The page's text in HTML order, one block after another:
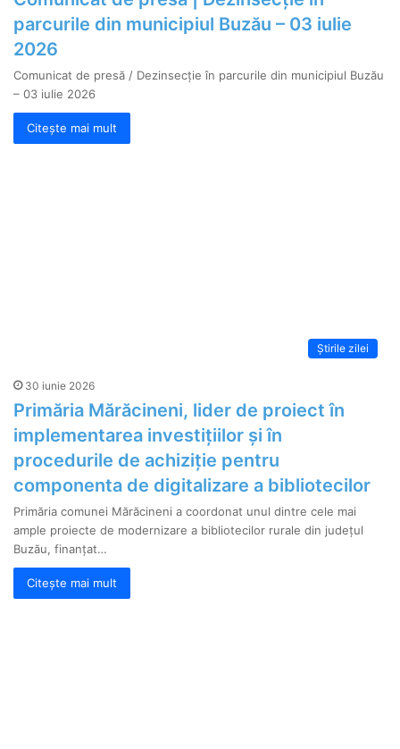
parcurile din municipiul Buzău – 03 iulie
2026
Comunicat de presă / Dezinsecție în parcurile din municipiul Buzău
– 03 iulie 2026
Citește mai mult
Știrile zilei
30 iunie 2026
Primăria Mărăcineni, lider de proiect în
implementarea investițiilor și în
procedurile de achiziție pentru
componenta de digitalizare a bibliotecilor
Primăria comunei Mărăcineni a coordonat unul dintre cele mai
ample proiecte de modernizare a bibliotecilor rurale din județul
Buzău, finanțat…
Citește mai mult